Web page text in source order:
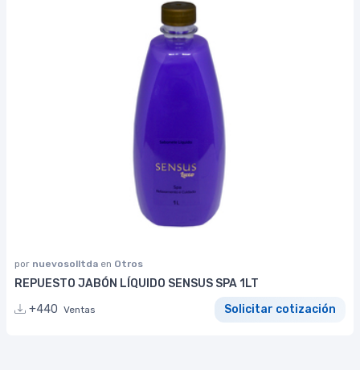
por nuevosolltda en Otros
REPUESTO JABÓN LÍQUIDO SENSUS SPA 1LT
+440 Ventas Solicitar cotización